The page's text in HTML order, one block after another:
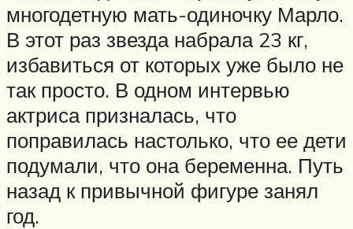
многодетную мать-одиночку Марло.
В этот раз звезда набрала 23 кг,
избавиться от которых уже было не
так просто. В одном интервью
актриса призналась, что
поправилась настолько, что ее дети
подумали, что она беременна. Путь
назад к привычной фигуре занял
год.